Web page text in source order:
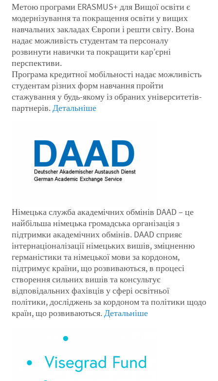
Метою програми ERASMUS+ для Вищої освіти є
модернізування та покращення освіти у вищих
навчальних закладах Європи і решти світу. Вона
надає можливість студентам та персоналу
розвинути навички та покращити кар’єрні
перспективи.
Програма кредитної мобільності надає можливість
студентам різних форм навчання пройти
стажування у будь-якому із обраних університетів-
партнерів.Детальніше
Німецька служба академічних обмінів DAAD – це
найбільша німецька громадська організація з
підтримки академічних обмінів. DAAD сприяє
інтернаціоналізації німецьких вишів, зміцненню
германістики та німецької мови за кордоном,
підтримує країни, що розвиваються, в процесі
створення сильних вишів та консультує
відповідальних фахівців у сфері освітньої
політики, досліджень за кордоном та політики щодо
країн, що розвиваються.Детальніше